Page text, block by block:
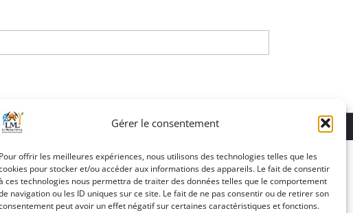
Gérer le consentement
Pour offrir les meilleures expériences, nous utilisons des technologies telles que les
pour stocker et/ou accéder aux informations des appareils. Le fait de consentir
ces technologies nous permettra de traiter des données telles que le comportement
navigation ou les ID uniques sur ce site. Le fait de ne pas consentir ou de retirer son
peut avoir un effet négatif sur certaines caractéristiques et fonctions.
|Mentions légales